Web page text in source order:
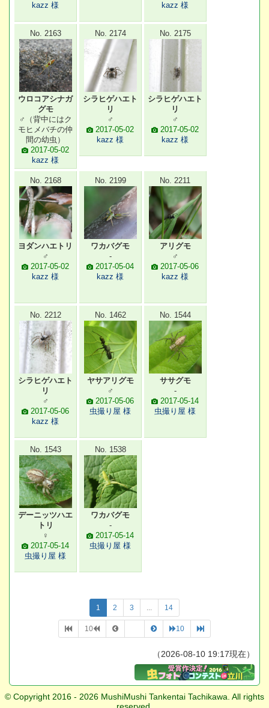
kazz 様
kazz 様
No. 2163
ウロコアシナガ
グモ
♂（背中にはク
モヒメバチの仲
間の幼虫）
2017-05-02
kazz 様
No. 2174
シラヒゲハエト
リ
♂
2017-05-02
kazz 様
No. 2175
シラヒゲハエト
リ
♂
2017-05-02
kazz 様
No. 2168
ヨダンハエトリ
♂
2017-05-02
kazz 様
No. 2199
ワカバグモ
-
2017-05-04
kazz 様
No. 2211
アリグモ
♂
2017-05-06
kazz 様
No. 2212
シラヒゲハエト
リ
♂
2017-05-06
kazz 様
No. 1462
ヤサアリグモ
♂
2017-05-06
虫撮り屋 様
No. 1544
ササグモ
-
2017-05-14
虫撮り屋 様
No. 1543
デーニッツハエ
トリ
♀
2017-05-14
虫撮り屋 様
No. 1538
ワカバグモ
-
2017-05-14
虫撮り屋 様
1 2 3 ... 14
10 10
（2026-08-10 19:17現在）
© Copyright 2016 - 2026 MushiMushi Tankentai Tachikawa. All rights
reserved.